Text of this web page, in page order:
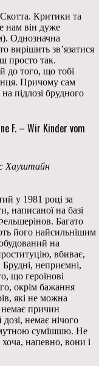
Критики та
нам він дуже
Однозначна
вирішить зв’язатися
просто так.
до того, що тобі
Причому сам
підлозі брудного
F. – Wir Kinder vom
Хауштайн
у 1981 році за
написаної на базі
Багато
його найсильнішим
на
вбиває,
неприємні,
що героїнові
окрім бажання
які не можна
причин
немає нічого
сумішшю. Не
напевно, вони і